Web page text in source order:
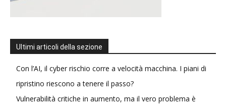
Ultimi articoli della sezione
Con l’AI, il cyber rischio corre a velocità macchina. I piani di
ripristino riescono a tenere il passo?
Vulnerabilità critiche in aumento, ma il vero problema è